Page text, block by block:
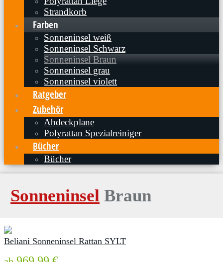
Strandkorb
Farben
Sonneninsel weiß
Sonneninsel Schwarz
Sonneninsel Braun
Sonneninsel grau
Sonneninsel violett
Ratgeber
Zubehör
Abdeckplane
Polyrattan Spezialreiniger
Bücher
Bücher
Sonneninsel Braun
Beliani Sonneninsel Rattan SYLT